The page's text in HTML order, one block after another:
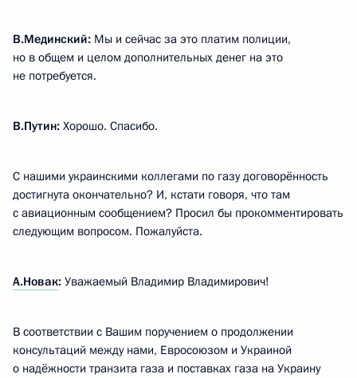
В.Мединский: Мы и сейчас за это платим полиции,
но в общем и целом дополнительных денег на это
не потребуется.
В.Путин: Хорошо. Спасибо.
С нашими украинскими коллегами по газу договорённость
достигнута окончательно? И, кстати говоря, что там
с авиационным сообщением? Просил бы прокомментировать
следующим вопросом. Пожалуйста.
А.Новак: Уважаемый Владимир Владимирович!
В соответствии с Вашим поручением о продолжении
консультаций между нами, Евросоюзом и Украиной
о надёжности транзита газа и поставках газа на Украину